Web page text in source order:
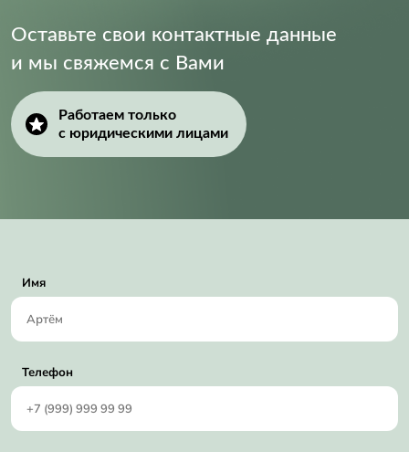
Оставьте свои контактные данные
и мы свяжемся с Вами
Работаем только
с юридическими лицами
Имя
Телефон